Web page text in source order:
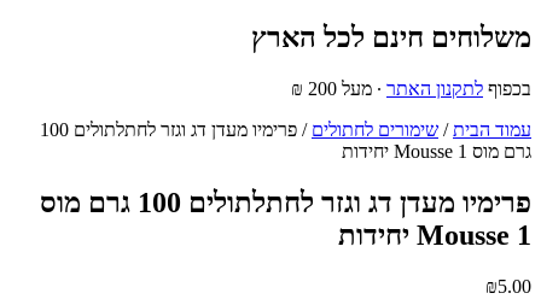
משלוחים חינם לכל הארץ
בכפוף לתקנון האתר ∙ מעל 200 ₪
עמוד הבית/ שימורים לחתולים
/ פרימיו מעדן דג וגזר לחתלתולים 100
גרם מוס Mousse 1 יחידות
פרימיו מעדן דג וגזר לחתלתולים 100 גרם מוס
Mousse 1 יחידות
₪5.00